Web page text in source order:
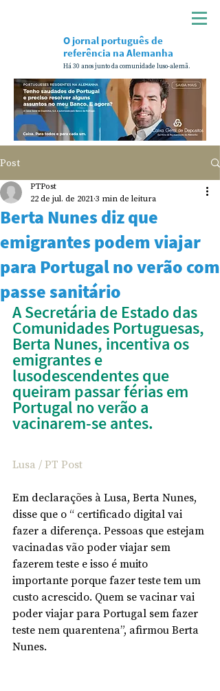
Há 30 anos junto da comunidade luso-alemã.
O jornal português de
referência na Alemanha
Post
Berta Nunes diz que
emigrantes podem viajar
para Portugal no verão com
passe sanitário
PTPost
22 de jul. de 20213 min de leitura
A Secretária de Estado das
Comunidades Portuguesas,
Berta Nunes, incentiva os
emigrantes e
lusodescendentes que
queiram passar férias em
Portugal no verão a
vacinarem-se antes.
Lusa / PT Post
Em declarações à Lusa, Berta Nunes,
disse que o “ certificado digital vai
fazer a diferença. Pessoas que estejam
vacinadas vão poder viajar sem
fazerem teste e isso é muito
importante porque fazer teste tem um
custo acrescido. Quem se vacinar vai
poder viajar para Portugal sem fazer
teste nem quarentena”, afirmou Berta
Nunes.